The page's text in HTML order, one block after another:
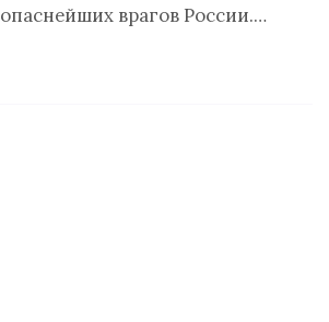
врагов России.…